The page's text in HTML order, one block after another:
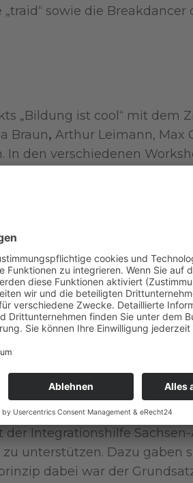
sowie die Breakdancer
„Bildung ist cool“ mit dem
Braun, Arthur Leimann, Max
den verschiedenen
Bildungssystem.
Im Rahmen der
im Rahmen derTheater
Eine
Allen anderen Akteuren
einer Lehrerin, einer
Integrationshilfe
unterstützen. Dazu gaben
dabei war der